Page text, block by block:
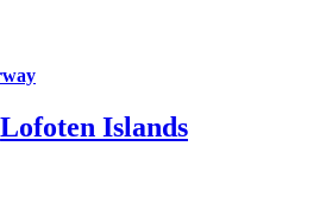
Lofoten Islands